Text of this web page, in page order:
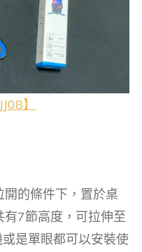
】
的條件下，置於桌
7節高度，可拉伸至
是單眼都可以安裝使